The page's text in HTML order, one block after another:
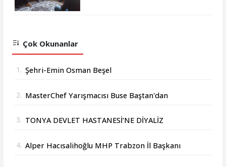
Çok Okunanlar
1. Şehri-Emin Osman Beşel
2. MasterChef Yarışmacısı Buse Baştan'dan
3. TONYA DEVLET HASTANESİ’NE DİYALİZ
4. Alper Hacısalihoğlu MHP Trabzon İl Başkanı